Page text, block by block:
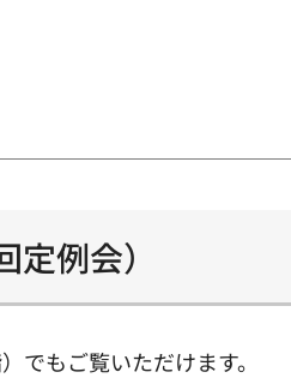
例会）
でもご覧いただけます。